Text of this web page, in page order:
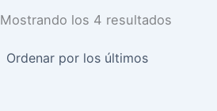
Mostrando los 4 resultados